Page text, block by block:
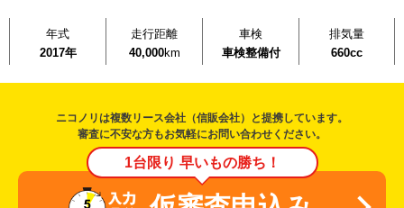
年式
2017年
走行距離
40,000km
車検
車検整備付
排気量
660cc
ニコノリは複数リース会社（信販会社）と提携しています。
審査に不安な方もお気軽にお問い合わせください。
1台限り 早いもの勝ち！